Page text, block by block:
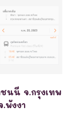
ชนนี จ.กรุงเทพ
พังงา